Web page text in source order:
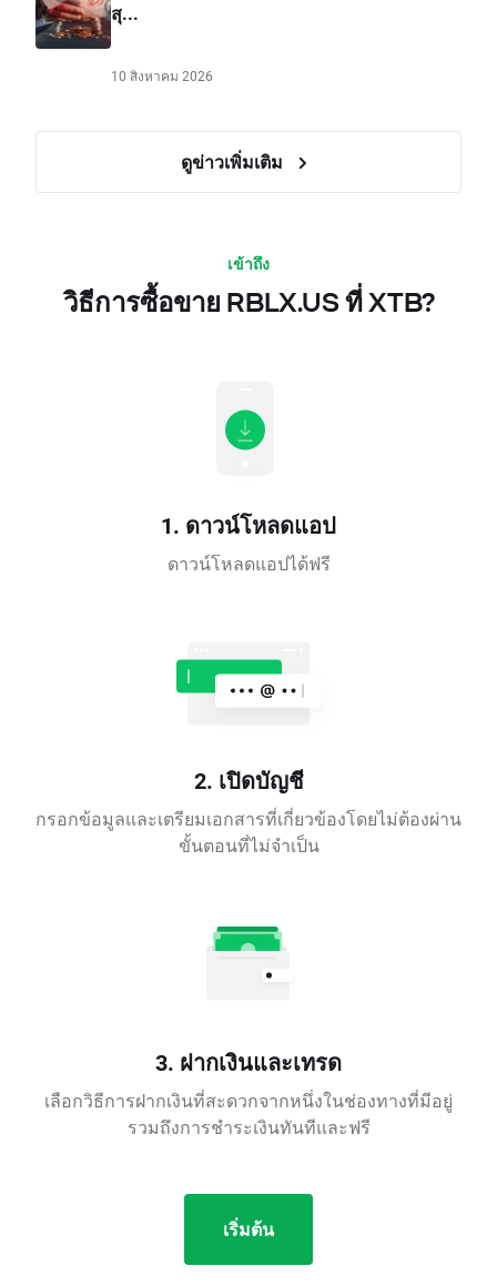
สุ...
10 สิงหาคม 2026
ดูข่าวเพิ่มเติม
เข้าถึง
วิธีการซื้อขาย RBLX.US ที่ XTB?
1. ดาวน์โหลดแอป
ดาวน์โหลดแอปได้ฟรี
2. เปิดบัญชี
กรอกข้อมูลและเตรียมเอกสารที่เกี่ยวข้องโดยไม่ต้องผ่าน
ขั้นตอนที่ไม่จำเป็น
3. ฝากเงินและเทรด
เลือกวิธีการฝากเงินที่สะดวกจากหนึ่งในช่องทางที่มีอยู่
รวมถึงการชำระเงินทันทีและฟรี
เริ่มต้น